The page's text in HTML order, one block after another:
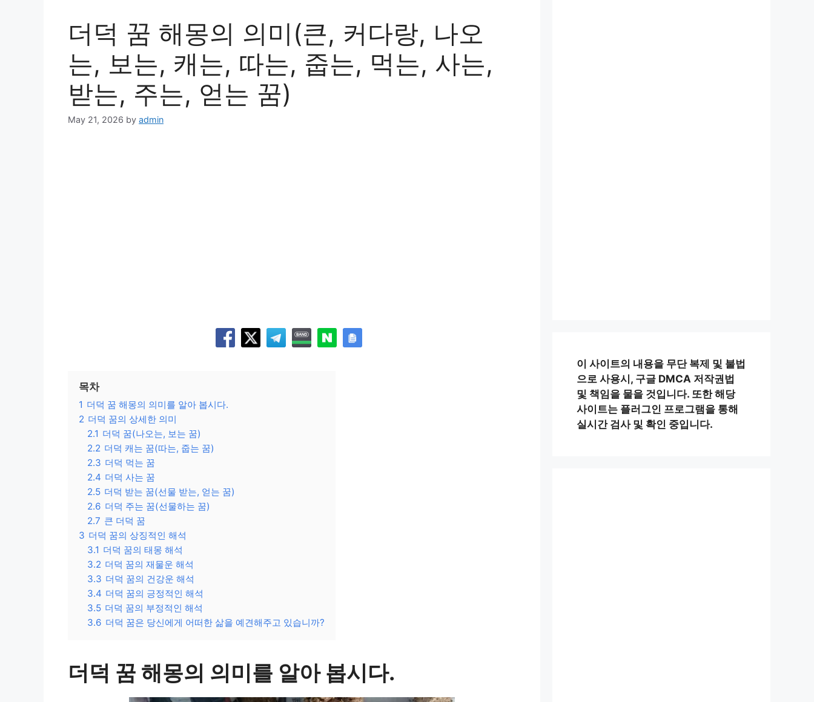
더덕 꿈 해몽의 의미(큰, 커다랑, 나오
는, 보는, 캐는, 따는, 줍는, 먹는, 사는,
받는, 주는, 얻는 꿈)
May 21, 2026 by admin
목차
1 더덕 꿈 해몽의 의미를 알아 봅시다.
2 더덕 꿈의 상세한 의미
2.1 더덕 꿈(나오는, 보는 꿈)
2.2 더덕 캐는 꿈(따는, 줍는 꿈)
2.3 더덕 먹는 꿈
2.4 더덕 사는 꿈
2.5 더덕 받는 꿈(선물 받는, 얻는 꿈)
2.6 더덕 주는 꿈(선물하는 꿈)
2.7 큰 더덕 꿈
3 더덕 꿈의 상징적인 해석
3.1 더덕 꿈의 태몽 해석
3.2 더덕 꿈의 재물운 해석
3.3 더덕 꿈의 건강운 해석
3.4 더덕 꿈의 긍정적인 해석
3.5 더덕 꿈의 부정적인 해석
3.6 더덕 꿈은 당신에게 어떠한 삶을 예견해주고 있습니까?
더덕 꿈 해몽의 의미를 알아 봅시다.
이 사이트의 내용을 무단 복제 및 불법
으로 사용시, 구글 DMCA 저작권법
및 책임을 물을 것입니다. 또한 해당
사이트는 플러그인 프로그램을 통해
실시간 검사 및 확인 중입니다.